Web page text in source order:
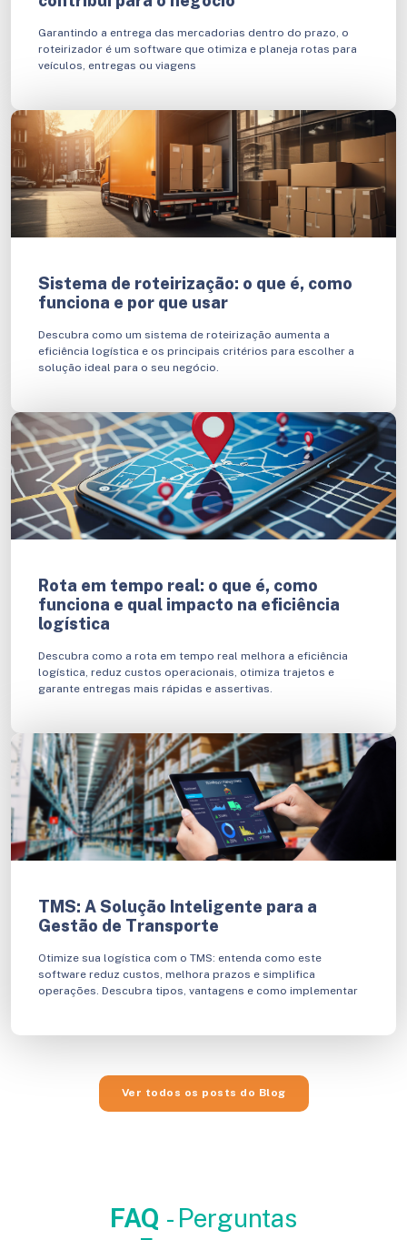
Garantindo a entrega das mercadorias dentro do prazo, o
roteirizador é um software que otimiza e planeja rotas para
veículos, entregas ou viagens
Sistema de roteirização: o que é, como
funciona e por que usar
Descubra como um sistema de roteirização aumenta a
eficiência logística e os principais critérios para escolher a
solução ideal para o seu negócio.
Rota em tempo real: o que é, como
funciona e qual impacto na eficiência
logística
Descubra como a rota em tempo real melhora a eficiência
logística, reduz custos operacionais, otimiza trajetos e
garante entregas mais rápidas e assertivas.
TMS: A Solução Inteligente para a
Gestão de Transporte
Otimize sua logística com o TMS: entenda como este
software reduz custos, melhora prazos e simplifica
operações. Descubra tipos, vantagens e como implementar
Ver todos os posts do Blog
FAQ - Perguntas